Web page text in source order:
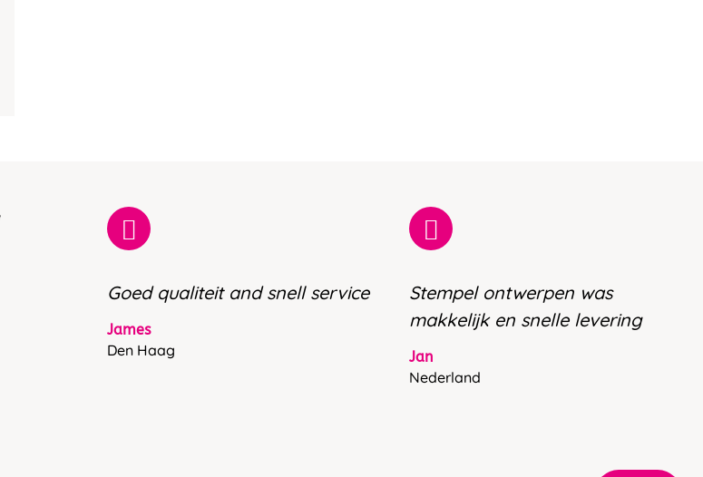
Goed qualiteit and snell service
James
Den Haag
Stempel ontwerpen was
makkelijk en snelle levering
Jan
Nederland